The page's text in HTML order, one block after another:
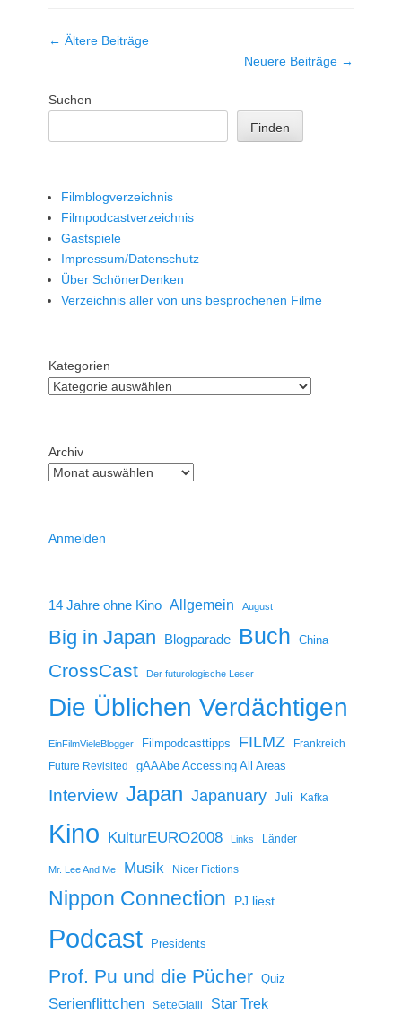
Beitrag-
← Ältere Beiträge
Neuere Beiträge →
Suchen
Finden
Filmblogverzeichnis
Filmpodcastverzeichnis
Gastspiele
Impressum/Datenschutz
Über SchönerDenken
Verzeichnis aller von uns besprochenen Filme
Kategorien
Archiv
Anmelden
14 Jahre ohne Kino Allgemein August
Big in Japan Blogparade Buch China
CrossCast Der futurologische Leser
Die Üblichen Verdächtigen
EinFilmVieleBlogger Filmpodcasttipps FILMZ
Frankreich
Future Revisited
gAAAbe Accessing All Areas
Interview Japan Japanuary Juli Kafka
Kino KulturEURO2008 Links Länder
Mr. Lee And Me Musik Nicer Fictions
Nippon Connection PJ liest
Podcast Presidents
Prof. Pu und die Pücher Quiz
Serienflittchen SetteGialli Star Trek